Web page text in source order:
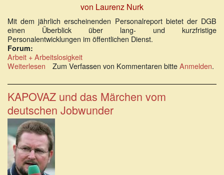
von Laurenz Nurk
Mit dem jährlich erscheinenden Personalreport bietet der DGB
einen Überblick über lang- und kurzfristige
Personalentwicklungen im öffentlichen Dienst.
Forum:
Arbeit + Arbeitslosigkeit
Weiterlesen über
Öffentlicher
Dienst
2016
Zum Verfassen von Kommentaren bitteAnmelden.
KAPOVAZ und das Märchen vom
deutschen Jobwunder